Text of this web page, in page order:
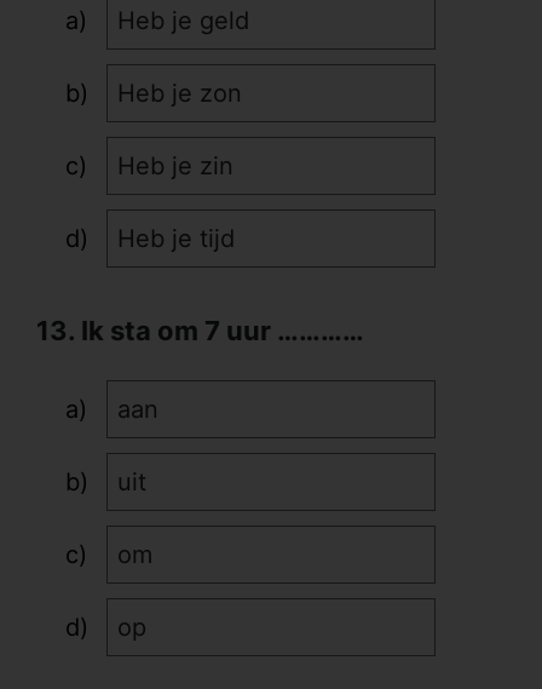
Heb je geld
Heb je zon
Heb je zin
Heb je tijd
13. Ik sta om 7 uur …………
aan
uit
om
op